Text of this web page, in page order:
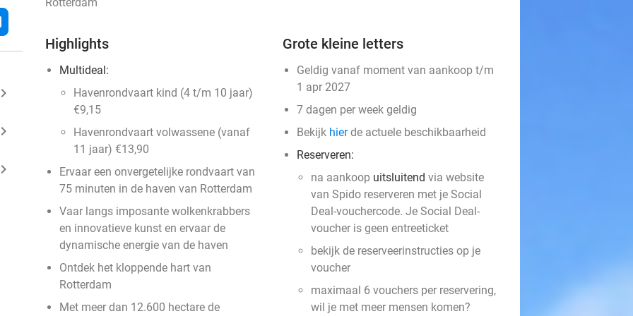
keyboard_arrow_right
keyboard_arrow_right
keyboard_arrow_right
Highlights
Multideal:
Havenrondvaart kind (4 t/m 10 jaar)
€9,15
Havenrondvaart volwassene (vanaf
11 jaar) €13,90
Ervaar een onvergetelijke rondvaart van
75 minuten in de haven van Rotterdam
Vaar langs imposante wolkenkrabbers
en innovatieve kunst en ervaar de
dynamische energie van de haven
Ontdek het kloppende hart van
Rotterdam
Met meer dan 12.600 hectare de
Grote kleine letters
Geldig vanaf moment van aankoop t/m
1 apr 2027
7 dagen per week geldig
Bekijk hierde actuele beschikbaarheid
Reserveren:
na aankoop uitsluitend via website
van Spido reserveren met je Social
Deal-vouchercode. Je Social Deal-
voucher is geen entreeticket
bekijk de reserveerinstructies op je
voucher
maximaal 6 vouchers per reservering,
wil je met meer mensen komen?